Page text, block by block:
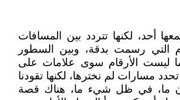
أحد، لكنها تتردد بين المسافات
التي رسمت بدقة، وبين السطور
ليست الأرقام سوى علامات على
مسارات لم نخترها، لكنها تقودنا
ما، في ظل شيء ما، هناك قصة